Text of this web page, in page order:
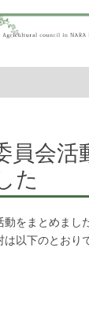
員会活
た
をまとめました
以下のとおり